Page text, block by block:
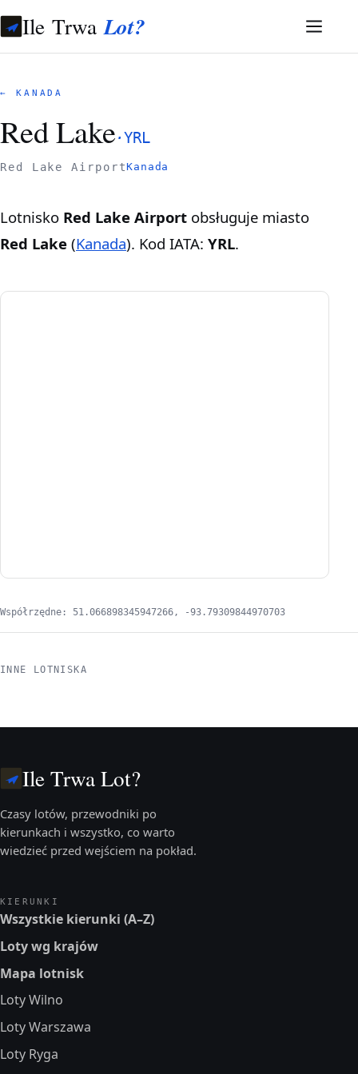
Ile TrwaLot?
← KANADA
Red Lake·YRL
Red Lake AirportKanada
Lotnisko Red Lake Airport obsługuje miasto
Red Lake (Kanada). Kod IATA: YRL.
Współrzędne: 51.066898345947266, -93.79309844970703
INNE LOTNISKA
Ile Trwa Lot?
Czasy lotów, przewodniki po
kierunkach i wszystko, co warto
wiedzieć przed wejściem na pokład.
KIERUNKI
Wszystkie kierunki (A–Z)
Loty wg krajów
Mapa lotnisk
Loty Wilno
Loty Warszawa
Loty Ryga